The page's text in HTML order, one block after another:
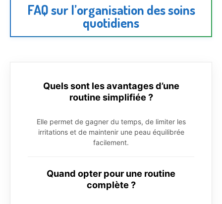
FAQ sur l’organisation des soins
quotidiens
Quels sont les avantages d’une
routine simplifiée ?
Elle permet de gagner du temps, de limiter les
irritations et de maintenir une peau équilibrée
facilement.
Quand opter pour une routine
complète ?